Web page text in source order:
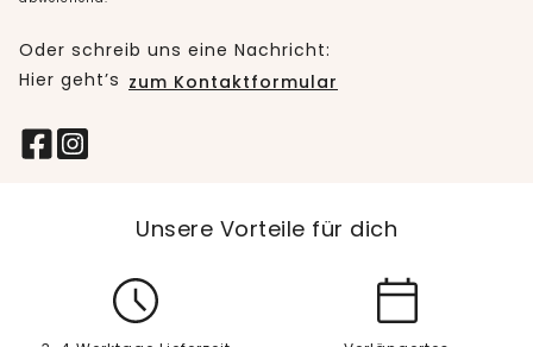
Oder schreib uns eine Nachricht:
Hier geht’s zum Kontaktformular
Unsere Vorteile für dich